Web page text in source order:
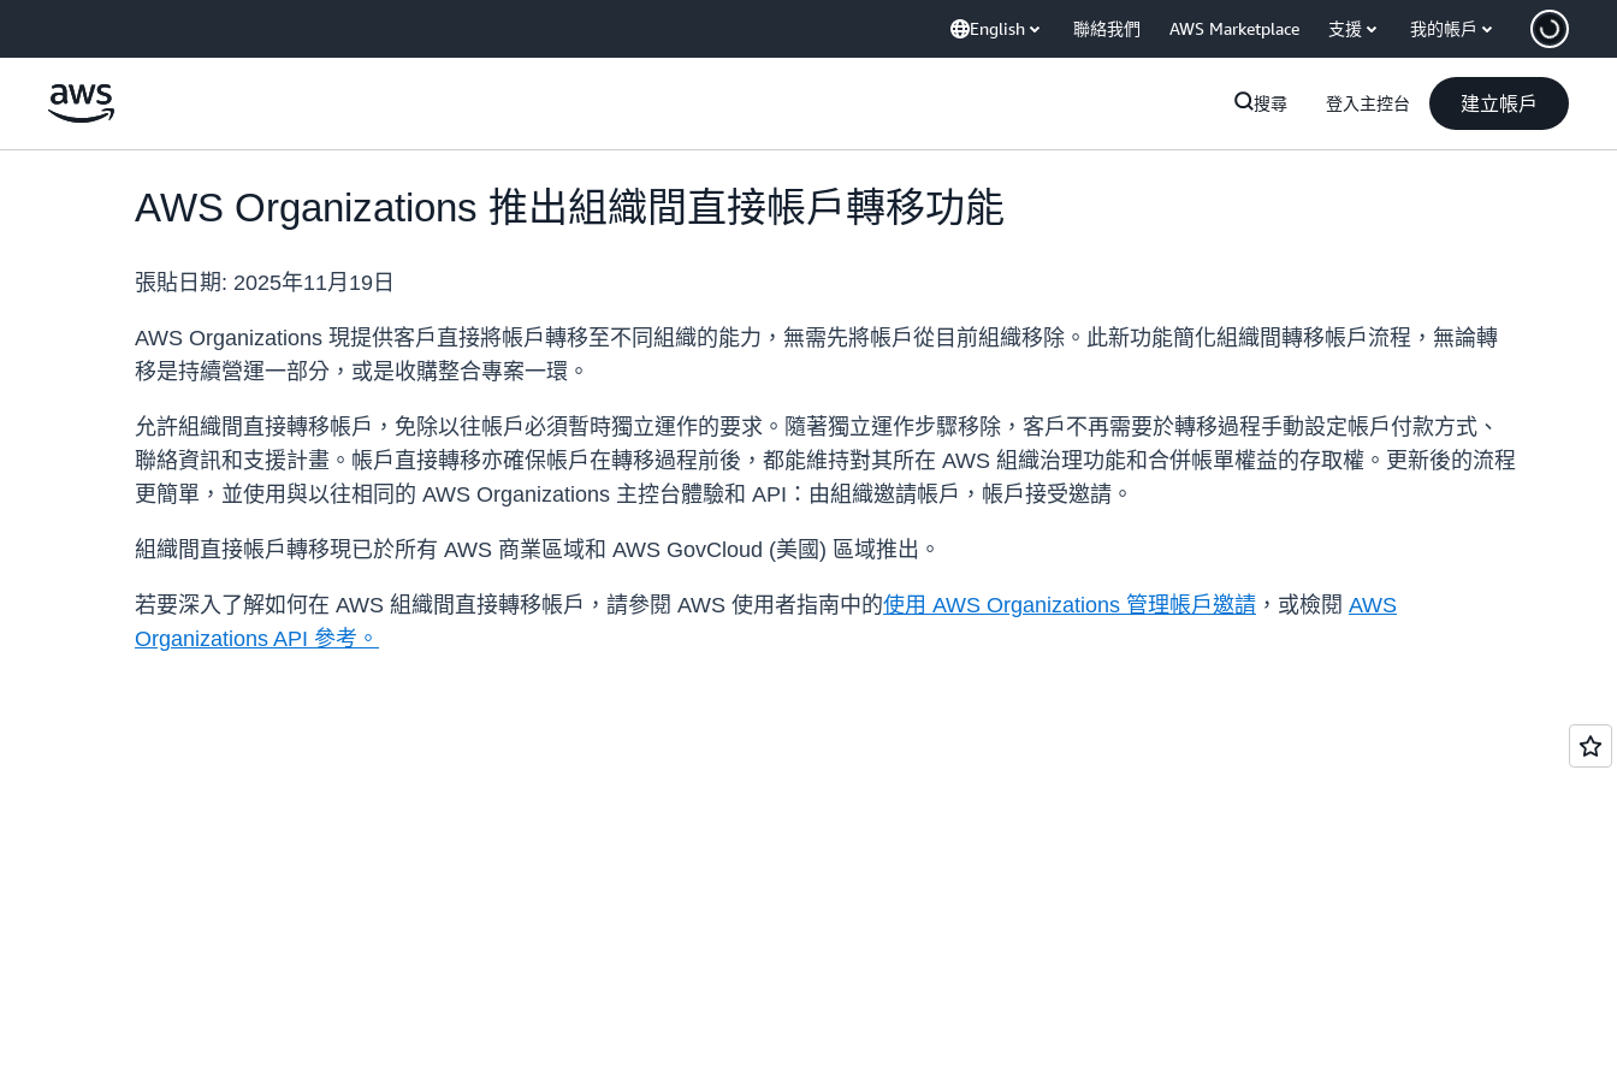
English 聯絡我們 AWS Marketplace 支援 我的帳戶
搜尋 登入主控台 建立帳戶
AWS Organizations 推出組織間直接帳戶轉移功能
張貼日期: 2025年11月19日
AWS Organizations 現提供客戶直接將帳戶轉移至不同組織的能力，無需先將帳戶從目前組織移除。此新功能簡化組織間轉移帳戶流程，無論轉
移是持續營運一部分，或是收購整合專案一環。
允許組織間直接轉移帳戶，免除以往帳戶必須暫時獨立運作的要求。隨著獨立運作步驟移除，客戶不再需要於轉移過程手動設定帳戶付款方式、
聯絡資訊和支援計畫。帳戶直接轉移亦確保帳戶在轉移過程前後，都能維持對其所在 AWS 組織治理功能和合併帳單權益的存取權。更新後的流程
更簡單，並使用與以往相同的 AWS Organizations 主控台體驗和 API：由組織邀請帳戶，帳戶接受邀請。
組織間直接帳戶轉移現已於所有 AWS 商業區域和 AWS GovCloud (美國) 區域推出。
若要深入了解如何在 AWS 組織間直接轉移帳戶，請參閱 AWS 使用者指南中的使用 AWS Organizations 管理帳戶邀請 ，或檢閱 AWS
Organizations API 參考。